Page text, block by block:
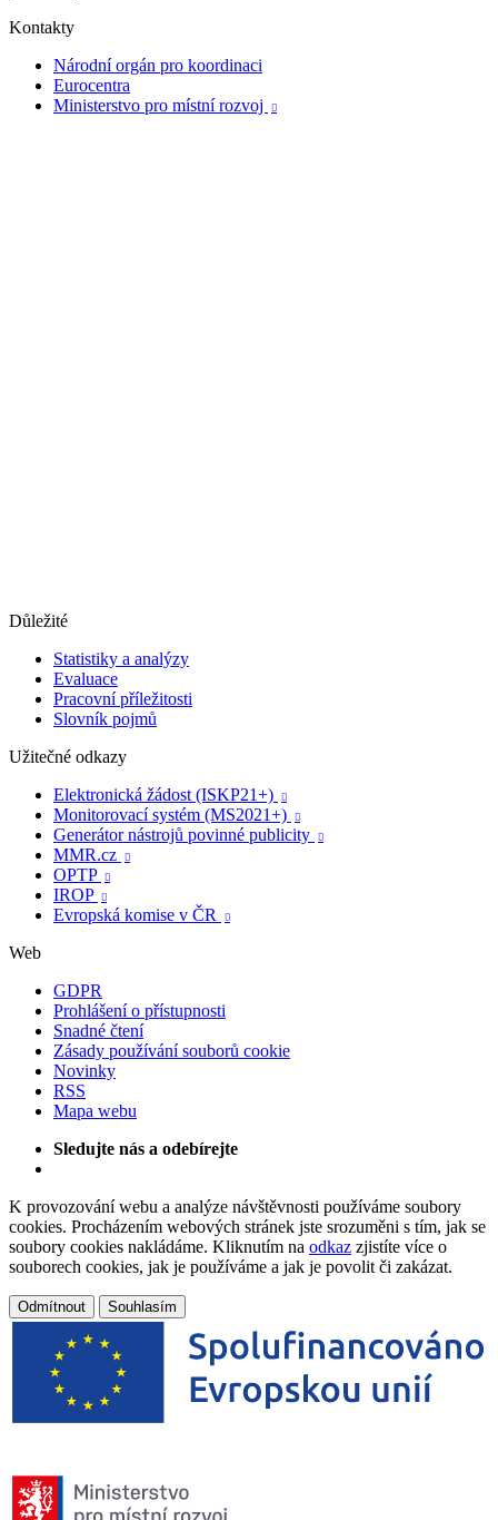
Kontakty
Národní orgán pro koordinaci
Eurocentra
Ministerstvo pro místní rozvoj

Důležité
Statistiky a analýzy
Evaluace
Pracovní příležitosti
Slovník pojmů
Užitečné odkazy
Elektronická žádost (ISKP21+)

Monitorovací systém (MS2021+) 
Generátor nástrojů povinné publicity 
MMR.cz 
OPTP 
IROP 
Evropská komise v ČR 
Web
GDPR
Prohlášení o přístupnosti
Snadné čtení
Zásady používání souborů cookie
Novinky
RSS
Mapa webu
Sledujte nás a odebírejte
K provozování webu a analýze návštěvnosti používáme soubory
cookies. Procházením webových stránek jste srozuměni s tím, jak se
soubory cookies nakládáme. Kliknutím na odkaz zjistíte více o
souborech cookies, jak je používáme a jak je povolit či zakázat.
Odmítnout Souhlasím